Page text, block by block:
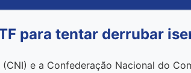
para tentar derrubar
e a Confederação Nacional do